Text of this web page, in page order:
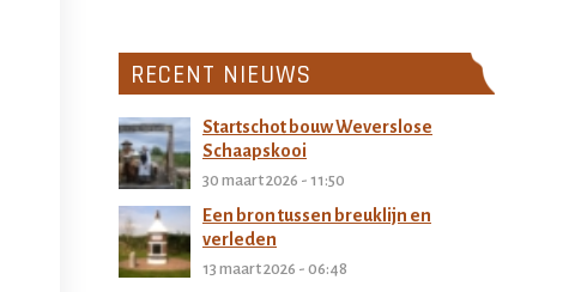
RECENT NIEUWS
Startschot bouw Weverslose
Schaapskooi
30 maart 2026 - 11:50
Een bron tussen breuklijn en
verleden
13 maart 2026 - 06:48